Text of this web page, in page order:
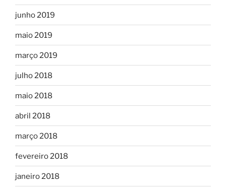
junho 2019
maio 2019
março 2019
julho 2018
maio 2018
abril 2018
março 2018
fevereiro 2018
janeiro 2018